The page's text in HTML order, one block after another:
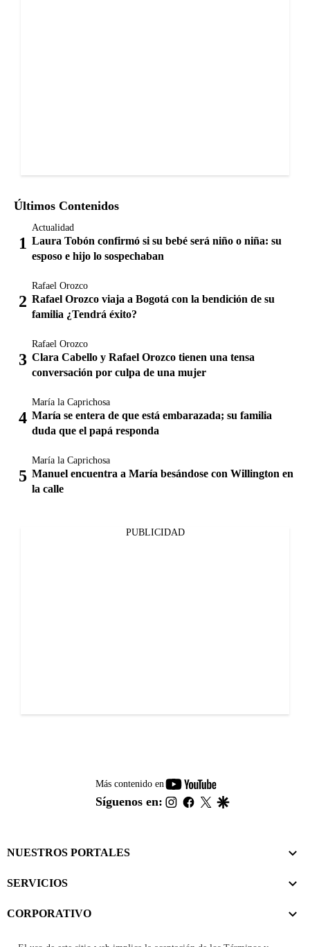
Últimos Contenidos
Actualidad
Laura Tobón confirmó si su bebé será niño o niña: su
esposo e hijo lo sospechaban
Rafael Orozco
Rafael Orozco viaja a Bogotá con la bendición de su
familia ¿Tendrá éxito?
Rafael Orozco
Clara Cabello y Rafael Orozco tienen una tensa
conversación por culpa de una mujer
María la Caprichosa
María se entera de que está embarazada; su familia
duda que el papá responda
María la Caprichosa
Manuel encuentra a María besándose con Willington en
la calle
PUBLICIDAD
Más contenido en
youtube-
footer
Síguenos en: instagram
facebook
twitter
NUESTROS PORTALES
SERVICIOS
CORPORATIVO